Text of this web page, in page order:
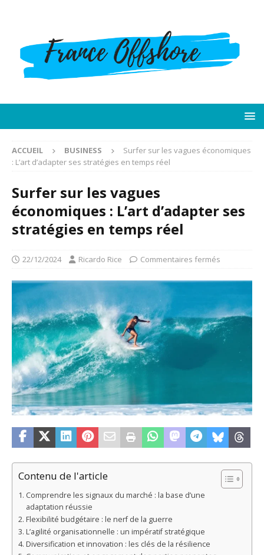
ACCUEIL BUSINESS
Surfer sur les vagues économiques
: L’art d’adapter ses stratégies en temps réel
Surfer sur les vagues
économiques : L’art d’adapter ses
stratégies en temps réel
22/12/2024 Ricardo Rice Commentaires fermés
Contenu de l'article
Comprendre les signaux du marché : la base d’une
adaptation réussie
Flexibilité budgétaire : le nerf de la guerre
L’agilité organisationnelle : un impératif stratégique
Diversification et innovation : les clés de la résilience